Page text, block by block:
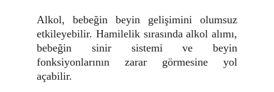
Alkol, bebeğin beyin gelişimini olumsuz
etkileyebilir. Hamilelik sırasında alkol alımı,
bebeğin sinir sistemi ve beyin
fonksiyonlarının zarar görmesine yol
açabilir.